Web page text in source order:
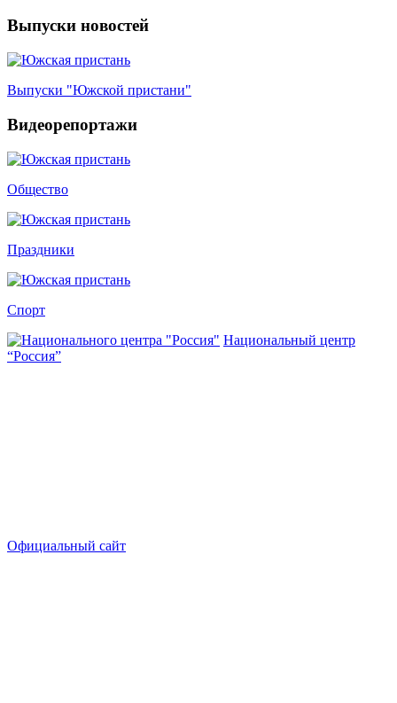
Выпуски новостей
Выпуски "Южской пристани"
Видеорепортажи
Общество
Праздники
Спорт
Национальный центр
“Россия”
Официальный сайт